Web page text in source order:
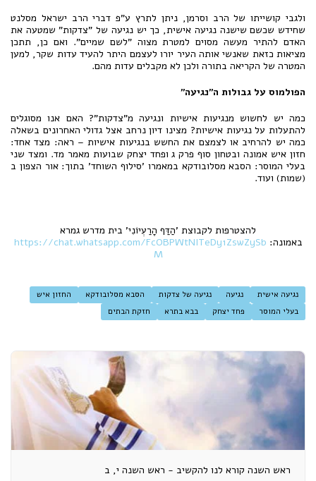
ולגבי קושייתו של הרב וסרמן, ניתן לתרץ ע"פ דברי הרב ישראל מסלנט
שחידש שכשם שישנה נגיעה אישית, כך יש נגיעה של "צדקות" שמטעה את
האדם להתיר מעשה מסוים למטרת מצוה "לשם שמיים". ואם כן, תתכן
מציאות כזאת שאנשי אותה העיר יורו לעצמם היתר להעיד עדות שקר, למען
המטרה של הקריאה בתורה ולכן לא מקבלים עדות מהם.
הפולמוס על גבולות ה"נגיעה"
כמה יש לחשוש מנגיעות אישיות ונגיעה מ"צדקות"? האם אנו מסוגלים
להתעלות על נגיעות אישיות? מצינו דיון נרחב אצל גדולי האחרונים בשאלה
כמה יש להרחיב או לצמצם את החשש בנגיעות אישיות – ראה: מצד אחד:
חזון איש אמונה ובטחון סוף פרק ג ופחד יצחק שבועות מאמר מד. ומצד שני
בעלי המוסר: הסבא מסלובודקא במאמרו 'סילוף השוחד' בתוך: אור הצפון ב
(שמות) ועוד.
להצטרפות לקבוצת 'הַדַּף הָרַעְיוֹנִי' בית מדרש גמרא
באמונה: https://chat.whatsapp.com/FcOBPWtNITeDy1ZswZySb
M
נגיעה אישית נגיעה נגיעה של צדקות הסבא מסלובודקא
החזון איש
בעלי המוסר
פחד יצחק בבא בתרא חזקת הבתים
ראש השנה קורא לנו להקשיב - ראש השנה י, ב